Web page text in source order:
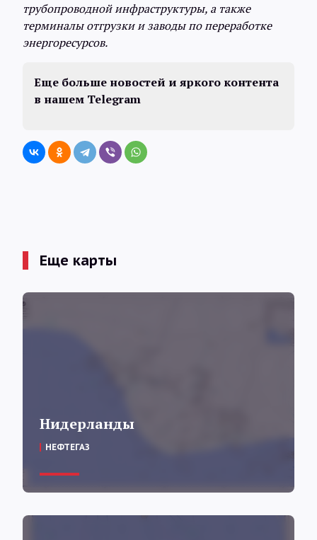
трубопроводной инфраструктуры, а также
терминалы отгрузки и заводы по переработке
энергоресурсов.
Еще больше новостей и яркого контента
в нашем Telegram
Еще карты
Нидерланды
НЕФТЕГАЗ